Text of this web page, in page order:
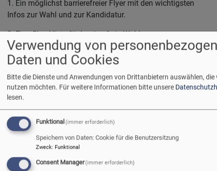
1. Ein möglichst barrierefreier Flyer mit den wichtigsten
Infos zur Wahl und zur Kandidatur.
2. Eine Checkliste für barrierefreie Wahlen.
Beide Dokumente sind im Anhang und im
zur KV
Wahl verfügbar.
ihr Recht auf barrierefreie Wahlen und Überlegungen zu
einer möglichen Kandidatur einlösen.
Für 10% unserer Gemeindemitglieder unerlässlich
Für 30% unserer Gemeindemitglieder hilfreich
Verwendung von
Daten und Cookies
Bitte die Dienste und Anwendungen von Drittanbietern auswählen, die
nutzen möchten. Für weitere Informationen bitte unsere
lesen.
Funktional (immer erforderlich)
Speichern von Daten: Cookie für die Benutzersitzung
Zweck: Funktional
Consent Manager(immer erforderlich)